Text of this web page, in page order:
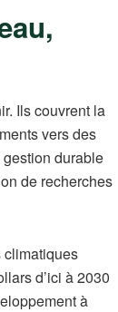
Ils couvrent la
vers des
durable
de recherches
climatiques
d’ici à 2030
à